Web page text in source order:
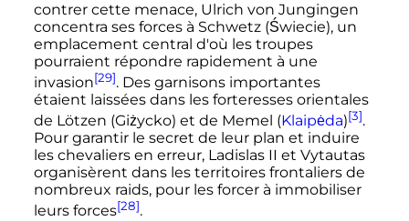
contrer cette menace, Ulrich von Jungingen
concentra ses forces à Schwetz (Świecie), un
emplacement central d'où les troupes
pourraient répondre rapidement à une
invasion[29]. Des garnisons importantes
étaient laissées dans les forteresses orientales
de Lötzen (Giżycko) et de Memel (Klaipėda)[3].
Pour garantir le secret de leur plan et induire
les chevaliers en erreur, Ladislas II et Vytautas
organisèrent dans les territoires frontaliers de
nombreux raids, pour les forcer à immobiliser
leurs forces[28].